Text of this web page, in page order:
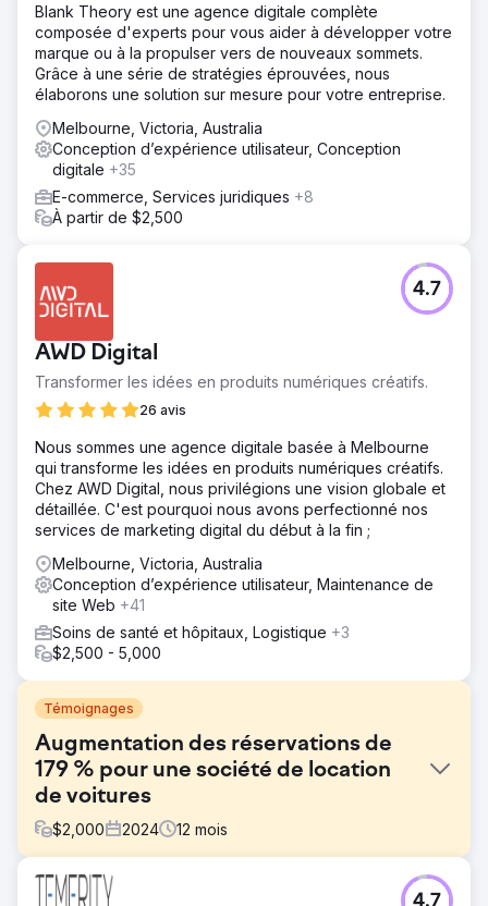
Blank Theory est une agence digitale complète
composée d'experts pour vous aider à développer votre
marque ou à la propulser vers de nouveaux sommets.
Grâce à une série de stratégies éprouvées, nous
élaborons une solution sur mesure pour votre entreprise.
Melbourne, Victoria, Australia
Conception d’expérience utilisateur, Conception
digitale +35
E-commerce, Services juridiques +8
À partir de $2,500
AWD Digital
Transformer les idées en produits numériques créatifs.
26 avis
4.7
Nous sommes une agence digitale basée à Melbourne
qui transforme les idées en produits numériques créatifs.
Chez AWD Digital, nous privilégions une vision globale et
détaillée. C'est pourquoi nous avons perfectionné nos
services de marketing digital du début à la fin ;
Melbourne, Victoria, Australia
Conception d’expérience utilisateur, Maintenance de
site Web +41
Soins de santé et hôpitaux, Logistique +3
$2,500 - 5,000
Témoignages
Augmentation des réservations de
179 % pour une société de location
de voitures
$2,000 2024 12 mois
Défi
4.7